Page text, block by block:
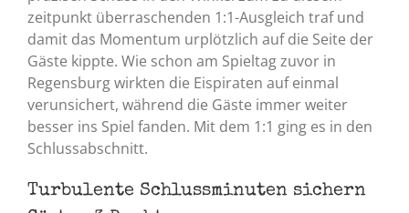
zeitpunkt überraschenden 1:1-Ausgleich traf und
damit das Momentum urplötzlich auf die Seite der
Gäste kippte. Wie schon am Spieltag zuvor in
Regensburg wirkten die Eispiraten auf einmal
verunsichert, während die Gäste immer weiter
besser ins Spiel fanden. Mit dem 1:1 ging es in den
Schlussabschnitt.
Turbulente Schlussminuten sichern